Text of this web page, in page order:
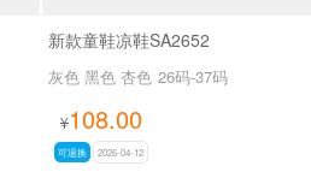
新款童鞋凉鞋SA2652
灰色 黑色 杏色 26码-37码
¥108.00
可退换 2026-04-12